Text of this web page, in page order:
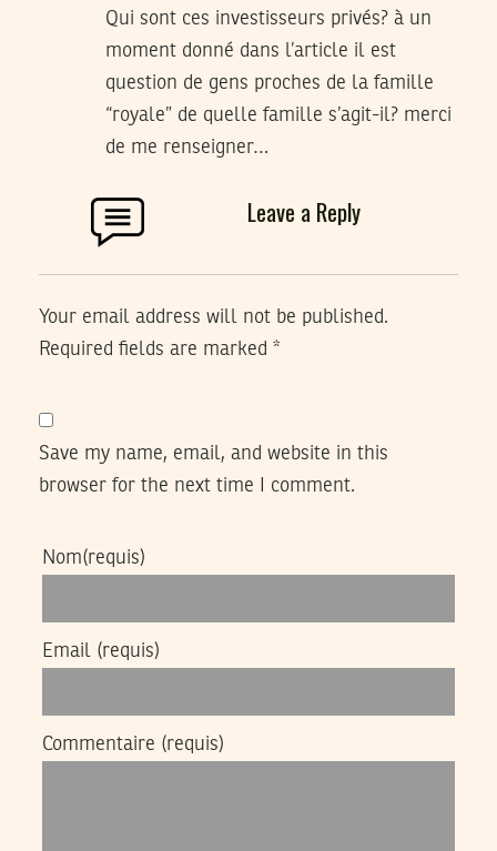
Qui sont ces investisseurs privés? à un
moment donné dans l’article il est
question de gens proches de la famille
“royale” de quelle famille s’agit-il? merci
de me renseigner…
Leave a Reply
Your email address will not be published.
Required fields are marked *
Save my name, email, and website in this
browser for the next time I comment.
Nom(requis)
Email (requis)
Commentaire (requis)